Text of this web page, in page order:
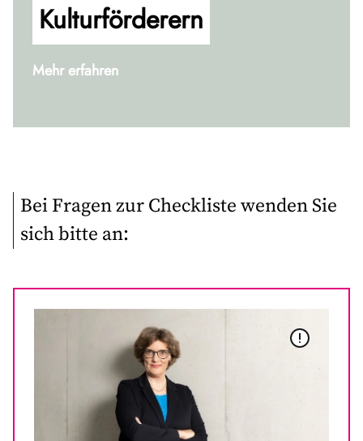
Kulturförderern
Mehr erfahren
Bei Fragen zur Checkliste wenden Sie
sich bitte an: